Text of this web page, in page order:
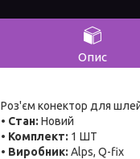
Опис
Роз'єм конектор для
• Стан: Новий
• Комплект: 1 ШТ
• Виробник: Alps, Q-fix